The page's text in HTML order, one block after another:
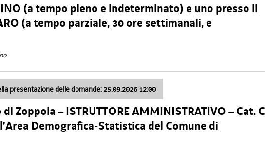
(a tempo pieno e indeterminato) e uno presso il
(a tempo parziale, 30 ore settimanali, e
presentazione delle domande: 25.09.2026 12:00
Zoppola – ISTRUTTORE AMMINISTRATIVO – Cat. C
Demografica-Statistica del Comune di